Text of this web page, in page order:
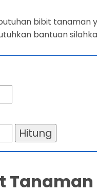
bibit tanaman
bantuan
Hitung